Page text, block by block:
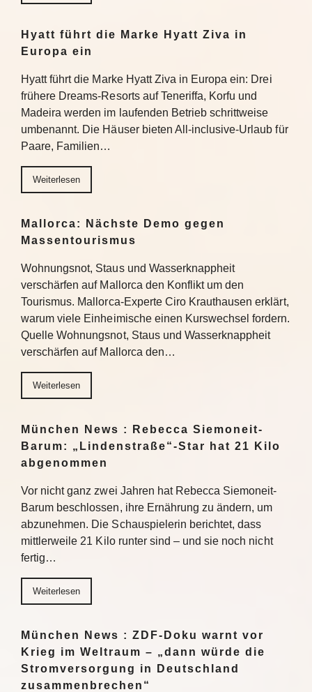
Hyatt führt die Marke Hyatt Ziva in
Europa ein
Hyatt führt die Marke Hyatt Ziva in Europa ein: Drei
frühere Dreams-Resorts auf Teneriffa, Korfu und
Madeira werden im laufenden Betrieb schrittweise
umbenannt. Die Häuser bieten All-inclusive-Urlaub für
Paare, Familien…
Weiterlesen
Mallorca: Nächste Demo gegen
Massentourismus
Wohnungsnot, Staus und Wasserknappheit
verschärfen auf Mallorca den Konflikt um den
Tourismus. Mallorca-Experte Ciro Krauthausen erklärt,
warum viele Einheimische einen Kurswechsel fordern.
Quelle Wohnungsnot, Staus und Wasserknappheit
verschärfen auf Mallorca den…
Weiterlesen
München News : Rebecca Siemoneit-
Barum: „Lindenstraße“-Star hat 21 Kilo
abgenommen
Vor nicht ganz zwei Jahren hat Rebecca Siemoneit-
Barum beschlossen, ihre Ernährung zu ändern, um
abzunehmen. Die Schauspielerin berichtet, dass
mittlerweile 21 Kilo runter sind – und sie noch nicht
fertig…
Weiterlesen
München News : ZDF-Doku warnt vor
Krieg im Weltraum – „dann würde die
Stromversorgung in Deutschland
zusammenbrechen“